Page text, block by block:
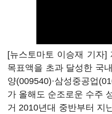
[뉴스토마토 이승재 기자]
목표액을 초과 달성한 국
양(009540)·삼성중공업
가 올해도 순조로운 수주
거 2010년대 중반부터 지